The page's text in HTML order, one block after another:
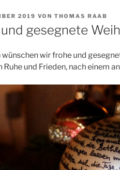
2019 VON THOMAS RAAB
gesegnete
wünschen wir frohe und
Ruhe und Frieden, nach einem